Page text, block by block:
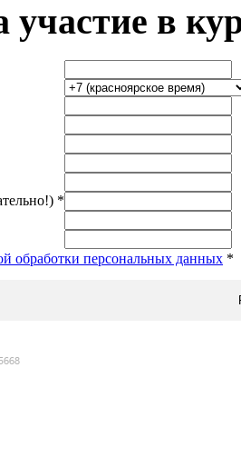
участие в
*
обработки персональных данных *